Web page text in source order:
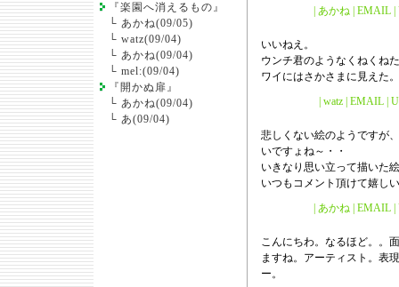
『楽園へ消えるもの』
└ あかね(09/05)
└ watz(09/04)
└ あかね(09/04)
└ mel:(09/04)
『開かぬ扉』
└ あかね(09/04)
└ あ(09/04)
| あかね | EMAIL |
いいねえ。
ウンチ君のようなくねくね
ワイにはさかさまに見えた。
| watz | EMAIL |
悲しくない絵のようですが
いですょね～・・
いきなり思い立って描いた
いつもコメント頂けて嬉し
| あかね | EMAIL |
こんにちわ。なるほど。。
ますね。アーティスト。表
ー。